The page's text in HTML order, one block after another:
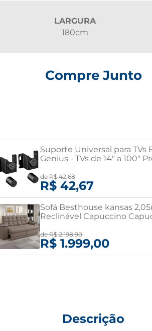
LARGURA
180cm
Compre Junto
Suporte Universal para TVs
Genius - TVs de 14" a 100"
deR$ 42,68
R$ 42,67
Sofá Besthouse kansas
Reclinável Capuccino
deR$ 2.198,90
R$ 1.999,00
Descrição